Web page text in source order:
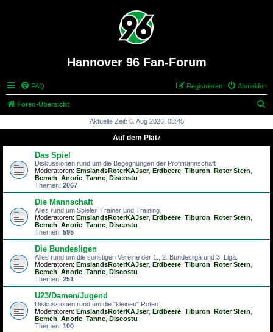
Hannover 96 Fan-Forum
FAQ Anmelden
Registrieren
Foren-Übersicht
h
Aktuelle Zeit: 6. Aug 2026, 08:45
Auf dem Platz
Das Spiel
Diskussionen rund um die Begegnungen der Profimannschaft
Moderatoren: EmslandsRoterKAJser, Erdbeere Tiburon Roter Stern
Bemeh Anorie Tanne Discostu
Themen: 2067
Die Mannschaft
Alles rund um Spieler, Trainer und Training
Moderatoren: EmslandsRoterKAJser, Erdbeere Tiburon Roter Stern
Bemeh Anorie Tanne Discostu
Themen: 595
Die Bundesligen
Alles rund um die sonstigen Vereine der 1., 2. Bundesliga und 3. Liga.
Moderatoren: EmslandsRoterKAJser, Erdbeere Tiburon Roter Stern
Bemeh Anorie Tanne Discostu
Themen: 251
U23/Damen/Jugend
Diskussionen rund um die "kleinen" Roten
Moderatoren: EmslandsRoterKAJser, Erdbeere Tiburon Roter Stern
Bemeh Anorie Tanne Discostu
Themen: 100